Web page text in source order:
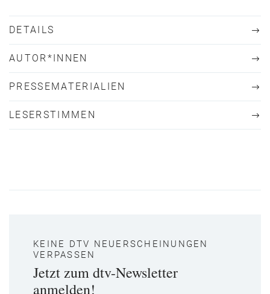
DETAILS
AUTOR*INNEN
PRESSEMATERIALIEN
LESERSTIMMEN
KEINE DTV NEUERSCHEINUNGEN
VERPASSEN
Jetzt zum dtv-Newsletter
anmelden!